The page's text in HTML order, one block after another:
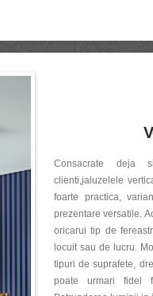
Consacrate
clienti,jaluzelele
foarte practica,
prezentare versatile.
oricarui tip de
locuit sau de lucru.
tipuri de suprafete,
poate urmari fidel